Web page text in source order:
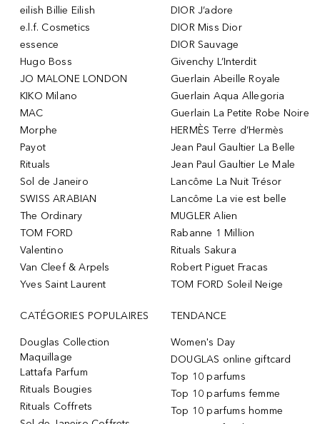
eilish Billie Eilish
e.l.f. Cosmetics
essence
Hugo Boss
JO MALONE LONDON
KIKO Milano
MAC
Morphe
Payot
Rituals
Sol de Janeiro
SWISS ARABIAN
The Ordinary
TOM FORD
Valentino
Van Cleef & Arpels
Yves Saint Laurent
DIOR J’adore
DIOR Miss Dior
DIOR Sauvage
Givenchy L’Interdit
Guerlain Abeille Royale
Guerlain Aqua Allegoria
Guerlain La Petite Robe Noire
HERMÈS Terre d’Hermès
Jean Paul Gaultier La Belle
Jean Paul Gaultier Le Male
Lancôme La Nuit Trésor
Lancôme La vie est belle
MUGLER Alien
Rabanne 1 Million
Rituals Sakura
Robert Piguet Fracas
TOM FORD Soleil Neige
CATÉGORIES POPULAIRES
Douglas Collection
Maquillage
Lattafa Parfum
Rituals Bougies
Rituals Coffrets
TENDANCE
Women's Day
DOUGLAS online giftcard
Top 10 parfums
Top 10 parfums femme
Top 10 parfums homme